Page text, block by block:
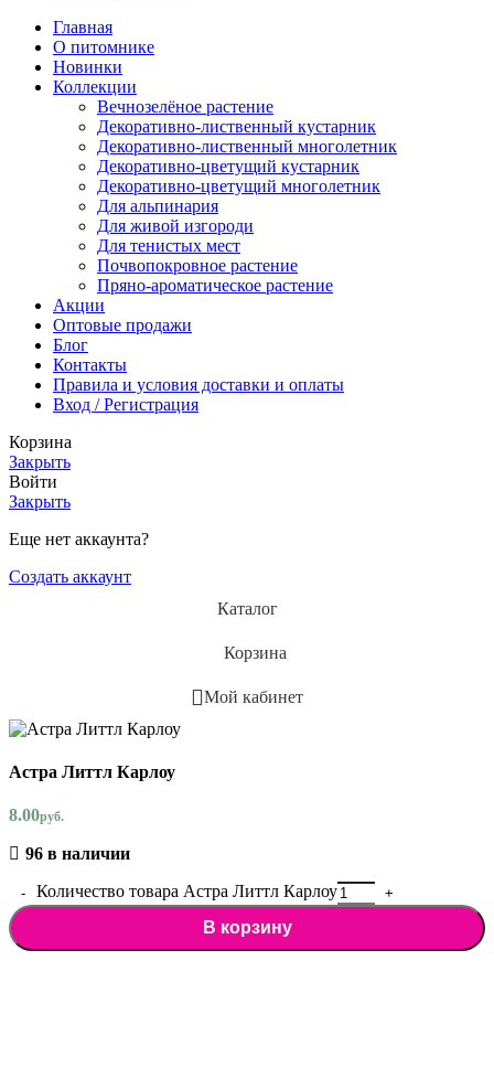
Главная
О питомнике
Новинки
Коллекции
Вечнозелёное растение
Декоративно-лиственный кустарник
Декоративно-лиственный многолетник
Декоративно-цветущий кустарник
Декоративно-цветущий многолетник
Для альпинария
Для живой изгороди
Для тенистых мест
Почвопокровное растение
Пряно-ароматическое растение
Акции
Оптовые продажи
Блог
Контакты
Правила и условия доставки и оплаты
Вход / Регистрация
Корзина
Закрыть
Войти
Закрыть
Еще нет аккаунта?
Создать аккаунт
Каталог
Корзина
Мой кабинет
Астра Литтл Карлоу
8.00руб.
96 в наличии
Количество товара Астра Литтл Карлоу
В корзину